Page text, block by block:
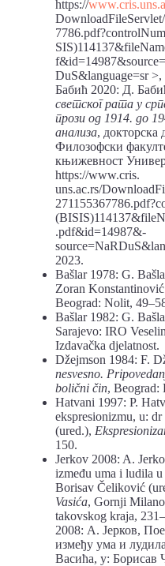
https://
DuS&language=sr
Бабић 2020: Д.
светског рата у
прози од 1914. до
анализа, докторска
Филозофски
књижевност
https://www.cris.
uns.ac.rs/
.pdf&id=14987&-
2023.
Bašlar 1978: G.
Zoran
Beograd: Nolit,
Bašlar 1982: G.
Sarajevo: IRO
Izdavačka djelatnost.
Džejmson 1984: F.
nesvesno.
bolični čin, Beograd:
Hatvani 1997: P.
ekspresionizmu, u:
(ured.),
150.
Jerkov 2008: A.
između uma i ludila
Borisav Čeliković
Vasića, Gornji
takovskog kraja,
2008: А. Јерков,
између ума и
Васића, у: Борисав